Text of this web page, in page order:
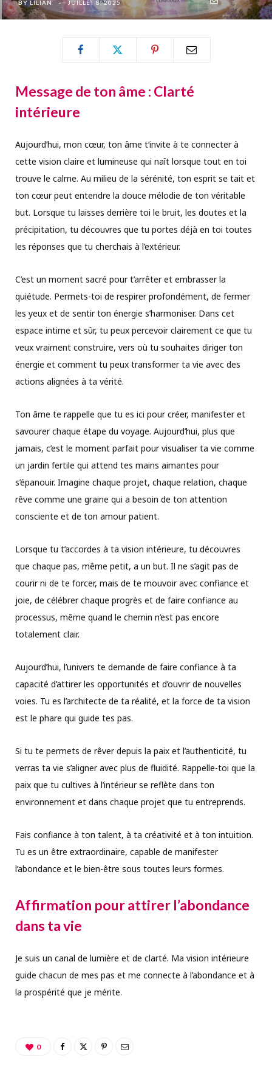
BY LILIAN JUILLET 8, 2025
Message de ton âme : Clarté
intérieure
Aujourd’hui, mon cœur, ton âme t’invite à te connecter à
cette vision claire et lumineuse qui naît lorsque tout en toi
trouve le calme. Au milieu de la sérénité, ton esprit se tait et
ton cœur peut entendre la douce mélodie de ton véritable
but. Lorsque tu laisses derrière toi le bruit, les doutes et la
précipitation, tu découvres que tu portes déjà en toi toutes
les réponses que tu cherchais à l’extérieur.
C’est un moment sacré pour t’arrêter et embrasser la
quiétude. Permets-toi de respirer profondément, de fermer
les yeux et de sentir ton énergie s’harmoniser. Dans cet
espace intime et sûr, tu peux percevoir clairement ce que tu
veux vraiment construire, vers où tu souhaites diriger ton
énergie et comment tu peux transformer ta vie avec des
actions alignées à ta vérité.
Ton âme te rappelle que tu es ici pour créer, manifester et
savourer chaque étape du voyage. Aujourd’hui, plus que
jamais, c’est le moment parfait pour visualiser ta vie comme
un jardin fertile qui attend tes mains aimantes pour
s’épanouir. Imagine chaque projet, chaque relation, chaque
rêve comme une graine qui a besoin de ton attention
consciente et de ton amour patient.
Lorsque tu t’accordes à ta vision intérieure, tu découvres
que chaque pas, même petit, a un but. Il ne s’agit pas de
courir ni de te forcer, mais de te mouvoir avec confiance et
joie, de célébrer chaque progrès et de faire confiance au
processus, même quand le chemin n’est pas encore
totalement clair.
Aujourd’hui, l’univers te demande de faire confiance à ta
capacité d’attirer les opportunités et d’ouvrir de nouvelles
voies. Tu es l’architecte de ta réalité, et la force de ta vision
est le phare qui guide tes pas.
Si tu te permets de rêver depuis la paix et l’authenticité, tu
verras ta vie s’aligner avec plus de fluidité. Rappelle-toi que la
paix que tu cultives à l’intérieur se reflète dans ton
environnement et dans chaque projet que tu entreprends.
Fais confiance à ton talent, à ta créativité et à ton intuition.
Tu es un être extraordinaire, capable de manifester
l’abondance et le bien-être sous toutes leurs formes.
Affirmation pour attirer l’abondance
dans ta vie
Je suis un canal de lumière et de clarté. Ma vision intérieure
guide chacun de mes pas et me connecte à l’abondance et à
la prospérité que je mérite.
0